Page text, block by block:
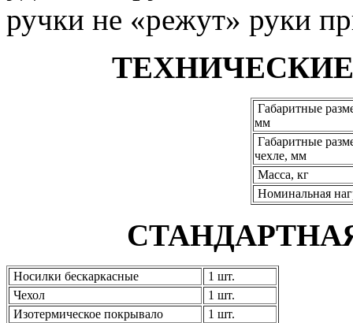
ручки не «режут» руки
Габаритные
мм
Габаритные
чехле, мм
Масса, кг
Номинальная
Носилки бескаркасные
1 шт.
Чехол
1 шт.
Изотермическое покрывало
1 шт.